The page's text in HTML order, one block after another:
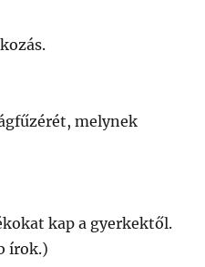
melynek
kap a gyerkektől.
írok.)